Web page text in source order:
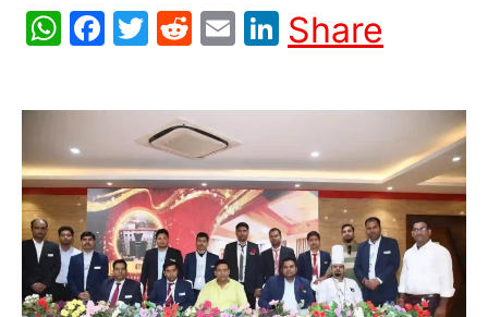
WhatsApp
Facebook
Twitter
Reddit
EmailLinkedIn
Share